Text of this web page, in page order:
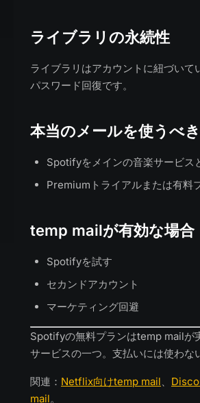
ライブラリの永続性
ライブラリはアカウントに紐づいて
パスワード回復です。
本当のメールを使うべ
Spotifyをメインの音楽サービス
Premiumトライアルまたは有料
temp mailが有効な場合
Spotifyを試す
セカンドアカウント
マーケティング回避
Spotifyの無料プランはtemp mailが
サービスの一つ。支払いには使わな
関連： Netflix向けtemp mail、
mail。